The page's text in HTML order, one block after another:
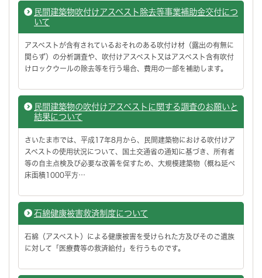
民間建築物吹付けアスベスト除去等事業補助金交付につ
いて
アスベストが含有されているおそれのある吹付け材（露出の有無に
関らず）の分析調査や、吹付けアスベスト又はアスベスト含有吹付
けロックウールの除去等を行う場合、費用の一部を補助します。
民間建築物の吹付けアスベストに関する調査のお願いと
結果について
さいたま市では、平成17年8月から、民間建築物における吹付けア
スベストの使用状況について、国土交通省の通知に基づき、所有者
等の自主点検及び必要な改善を促すため、大規模建築物（概ね延べ
床面積1000平方…
石綿健康被害救済制度について
石綿（アスベスト）による健康被害を受けられた方及びそのご遺族
に対して「医療費等の救済給付」を行うものです。